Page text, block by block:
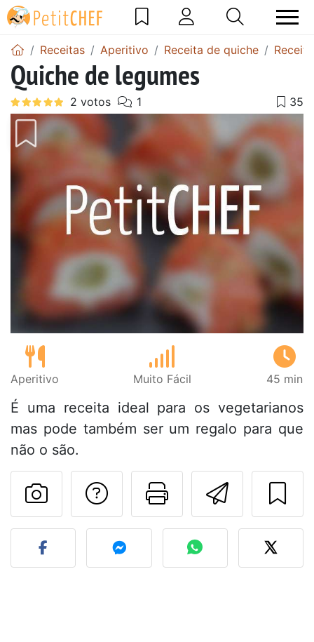
Receitas Aperitivo Receita de quiche
Quiche de legumes
Aperitivo Muito Fácil 45 min
É uma receita ideal para os vegetarianos
mas pode também ser um regalo para que
não o são.
Imprima
Falar com o autor
Fez esta receita?